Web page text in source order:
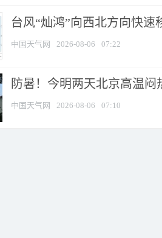
台风“灿鸿”向西北方向快
中国天气网 2026-08-06 07:22
防暑！今明两天北京高温
中国天气网 2026-08-06 07:10